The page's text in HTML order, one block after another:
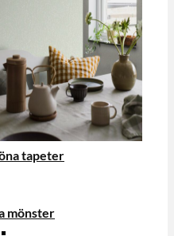
tapeter
mönster